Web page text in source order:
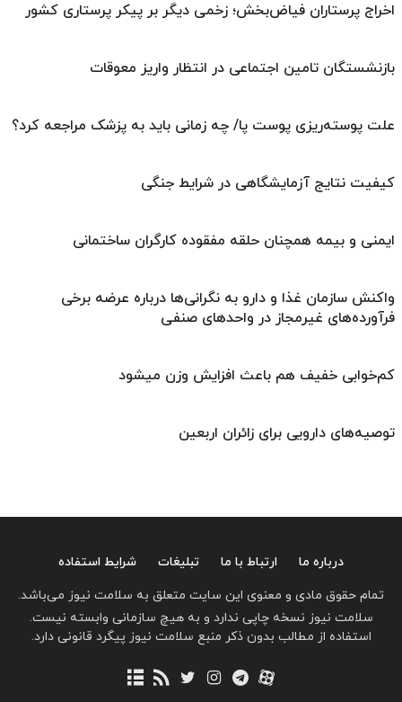
اخراج پرستاران فیاض‌بخش؛ زخمی دیگر بر پیکر پرستاری کشور
بازنشستگان تامین اجتماعی در انتظار واریز معوقات
علت پوسته‌ریزی پوست پا/ چه زمانی باید به پزشک مراجعه کرد؟
کیفیت نتایج آزمایشگاهی در شرایط جنگی
ایمنی و بیمه همچنان حلقه مفقوده کارگران ساختمانی
واکنش سازمان غذا و دارو به نگرانی‌ها درباره عرضه برخی
فرآورده‌های غیرمجاز در واحدهای صنفی
کم‌خوابی خفیف هم باعث افزایش وزن میشود
توصیه‌های دارویی برای زائران اربعین
درباره ما ارتباط با ما تبلیغات
شرایط استفاده
تمام حقوق مادی و معنوی این سایت متعلق به سلامت نیوز می‌باشد.
سلامت نیوز نسخه چاپی ندارد و به هیچ سازمانی وابسته نیست.
استفاده از مطالب بدون ذکر منبع سلامت نیوز پیگرد قانونی دارد.